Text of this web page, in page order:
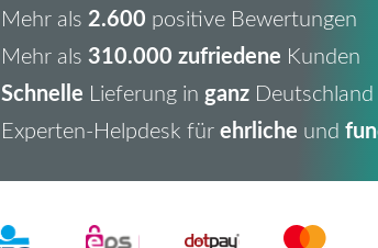
Mehr als 2.600 positive Bewertungen
Mehr als 310.000 zufriedene Kunden
Schnelle Lieferung in ganzDeutschland
Experten-Helpdesk fürehrliche und